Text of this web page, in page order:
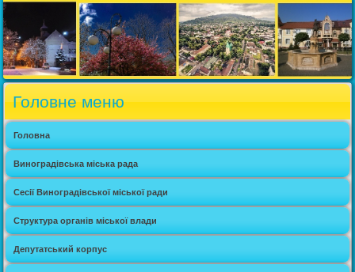
Головне меню
Головна
Виноградівська міська рада
Сесії Виноградівської міської ради
Структура органів міської влади
Депутатський корпус